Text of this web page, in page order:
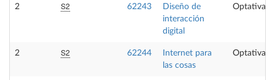
2 S2 62243
Diseño de
interacción
digital
Optativa
2 S2 62244
Internet para
las cosas
Optativa